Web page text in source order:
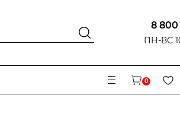
8 800
ПН-ВС
0